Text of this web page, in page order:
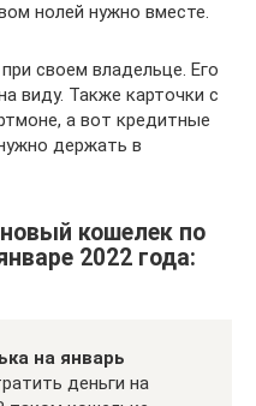
нолей нужно вместе.
своем владельце. Его
виду. Также карточки с
а вот кредитные
держать в
кошелек по
2022 года:
на январь
деньги на